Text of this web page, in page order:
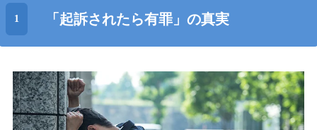
「起訴されたら有罪」の真実